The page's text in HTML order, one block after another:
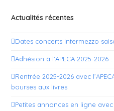
Actualités récentes
Dates concerts Intermezzo
Adhésion à l’APECA 2025-2026
Rentrée 2025-2026 avec
bourses aux livres
Petites annonces en ligne avec